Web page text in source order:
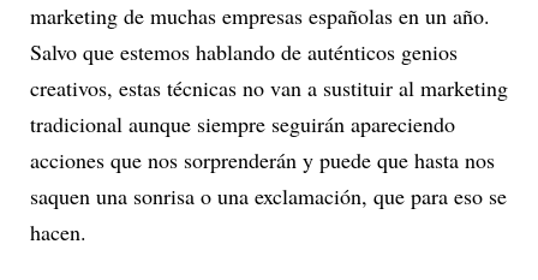
marketing de muchas empresas españolas en un año.
Salvo que estemos hablando de auténticos genios
creativos, estas técnicas no van a sustituir al marketing
tradicional aunque siempre seguirán apareciendo
acciones que nos sorprenderán y puede que hasta nos
saquen una sonrisa o una exclamación, que para eso se
hacen.